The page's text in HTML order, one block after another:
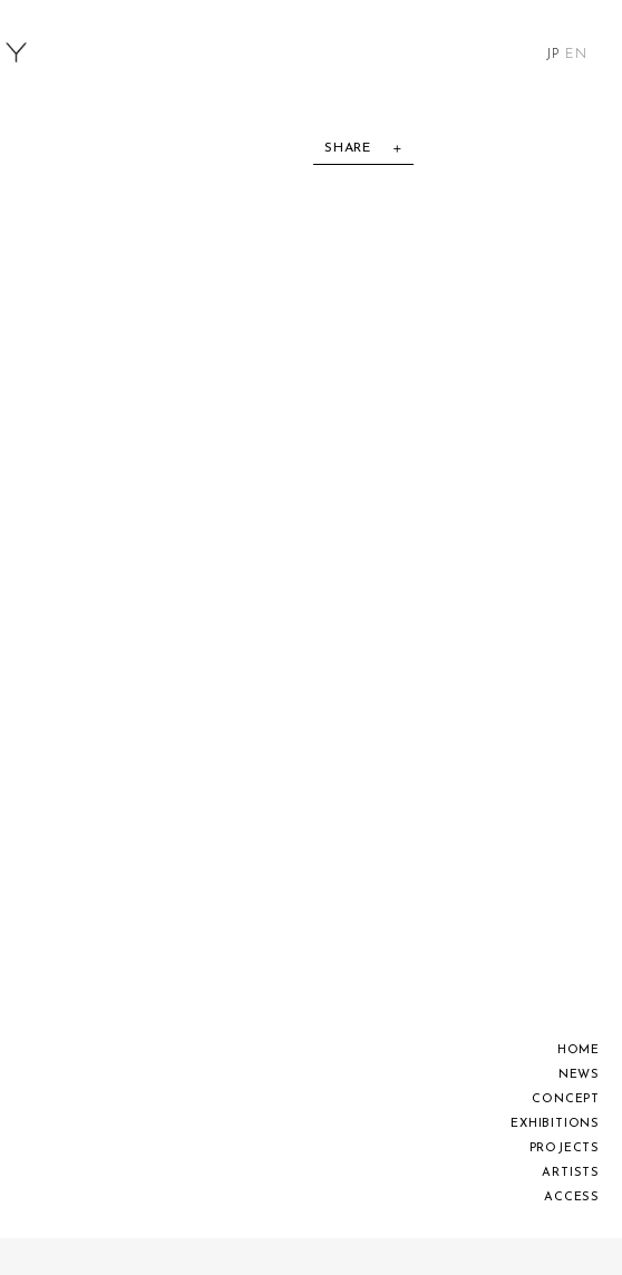
H O M E
N EWS
C O N C EP
EX H B O NS
PRO J EC TS
A R S TS
AC C ESS
JP EN
SHARE